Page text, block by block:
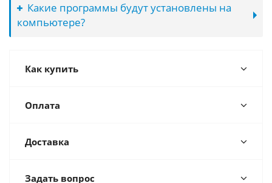
Какие программы будут установлены на
компьютере?
Как купить
Оплата
Доставка
Задать вопрос